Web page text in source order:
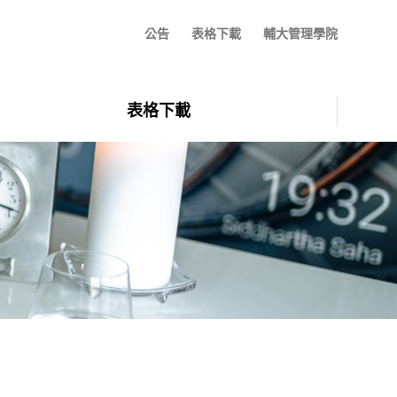
公告 表格下載 輔大管理學院
表格下載